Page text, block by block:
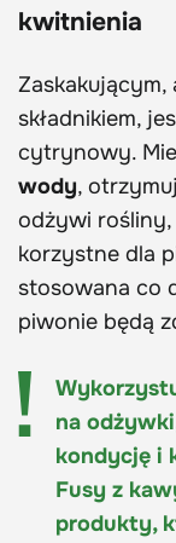
kwitnienia
składnikiem,
cytrynowy.
wody,
odżywi rośliny,
korzystne dla
stosowana co
piwonie będą
na
kondycję i
Fusy z
produkty,